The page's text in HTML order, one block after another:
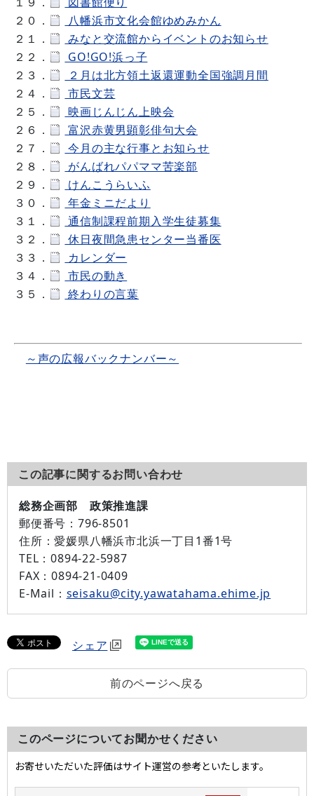
２０．
八幡浜市文化会館ゆめみかん
２１．
みなと交流館からイベントのお知らせ
２２．
GO!GO!浜っ子
２３．
２月は北方領土返還運動全国強調月間
２４．
市民文芸
２５．
映画じんじん上映会
２６．
富沢赤黄男顕彰俳句大会
２７．
今月の主な行事とお知らせ
２８．
がんばれパパママ苦楽部
２９．
けんこうらいふ
３０．
年金ミニだより
３１．
通信制課程前期入学生徒募集
３２．
休日夜間急患センター当番医
３３．
カレンダー
３４．
市民の動き
３５．
終わりの言葉
～声の広報バックナンバー～
この記事に関するお問い合わせ
総務企画部 政策推進課
郵便番号： 796-8501
住所：愛媛県八幡浜市北浜一丁目1番1号
TEL：0894-22-5987
FAX：0894-21-0409
E-Mail： seisaku@city.yawatahama.ehime.jp
シェア
前のページへ戻る
このページについてお聞かせください